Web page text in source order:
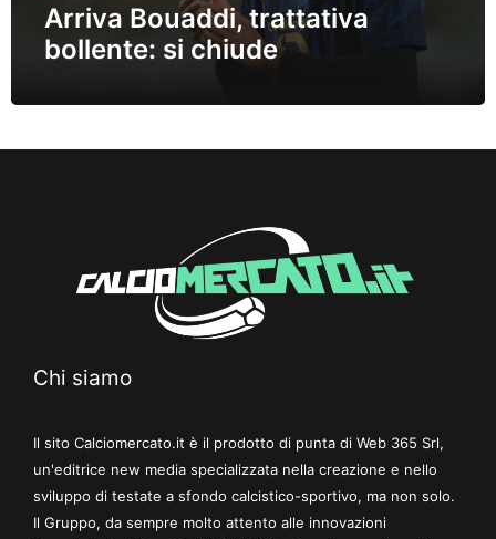
Arriva Bouaddi, trattativa
bollente: si chiude
Chi siamo
Il sito Calciomercato.it è il prodotto di punta di Web 365 Srl,
un'editrice new media specializzata nella creazione e nello
sviluppo di testate a sfondo calcistico-sportivo, ma non solo.
Il Gruppo, da sempre molto attento alle innovazioni